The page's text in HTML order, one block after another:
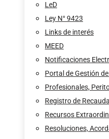
LeD
Ley N° 9423
Links de interés
MEED
Notificaciones
Portal de Gestión
Profesionales,
Registro de
Recursos
Resoluciones,